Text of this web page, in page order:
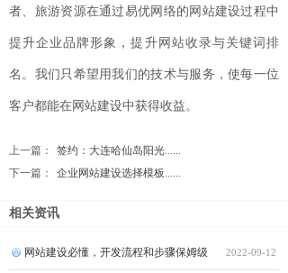
者、旅游资源在通过易优网络的网站建设过程中
提升企业品牌形象，提升网站收录与关键词排
名。我们只希望用我们的技术与服务，使每一位
客户都能在网站建设中获得收益。
上一篇：
签约：大连哈仙岛阳光......
下一篇：
企业网站建设选择模板......
相关资讯
网站建设必懂，开发流程和步骤保姆级 2022-09-12